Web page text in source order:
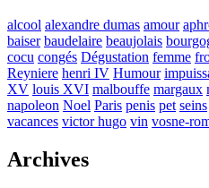
alcool alexandre dumas amour
baiser baudelaire beaujolais
cocu congés Dégustation femme
Reyniere henri IV Humour
XV louis XVI malbouffe margaux
napoleon Noel Paris penis pet seins
vacances victor hugo vin vosne-
Archives